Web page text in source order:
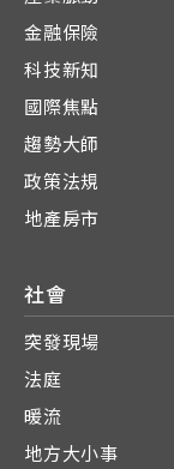
金融保險
科技新知
國際焦點
趨勢大師
政策法規
地產房市
社會
突發現場
法庭
暖流
地方大小事